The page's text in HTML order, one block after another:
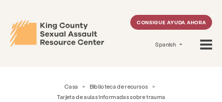
CONSIGUE AYUDA AHORA
Spanish
Casa > Biblioteca de recursos
>
Tarjeta de aulas informadas sobre trauma